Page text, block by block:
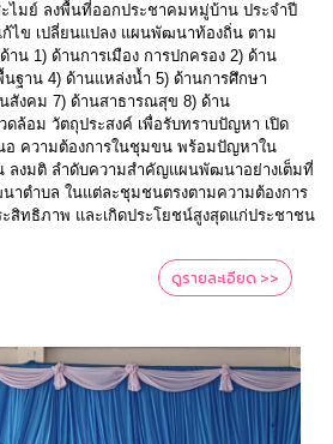
มย์ ลงพื้นที่ออกประชาคมหมู่บ้าน ประจำปี
ก้ไข เปลี่ยนแปลง แผนพัฒนาท้องถิ่น ตาม
น 1) ด้านการเมือง การปกครอง 2) ด้าน
นฐาน 4) ด้านแหล่งน้ำ 5) ด้านการศึกษา
สังคม 7) ด้านสาธารณสุข 8) ด้าน
ดล้อม วัตถุประสงค์ เพื่อรับทราบปัญหา เปิด
อ ความต้องการในชุมขน พร้อมปัญหาใน
ลงมติ ลำดับความสำคัญแผนพัฒนาอย่างเต็มที่
าตำบล ในแต่ละชุมชนตรงตามความต้องการ
สิทธิภาพ และเกิดประโยชน์สูงสุดแก่ประชาชน
ดูรายละเอียด >>